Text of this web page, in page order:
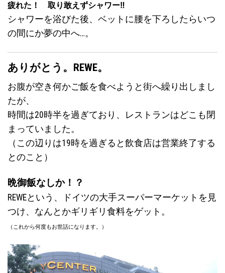
疲れた！ 取り敢えずシャワー‼︎
シャワーを浴びた後、ベットに腰を下ろしたらいつ
の間にか夢の中へ…。
ありがとう。REWE。
お腹が空き何かご飯を食べようと街へ繰り出しまし
たが、
時間は20時半を過ぎており、レストランはどこも閉
まっていました。
（この辺りは19時を過ぎると飲食店は営業終了する
とのこと）
晩御飯なしか！？
REWEという、ドイツの大手スーパーマーケットを見
つけ、なんとかギリギリ食料をゲット。
（これから何度もお世話になります。）